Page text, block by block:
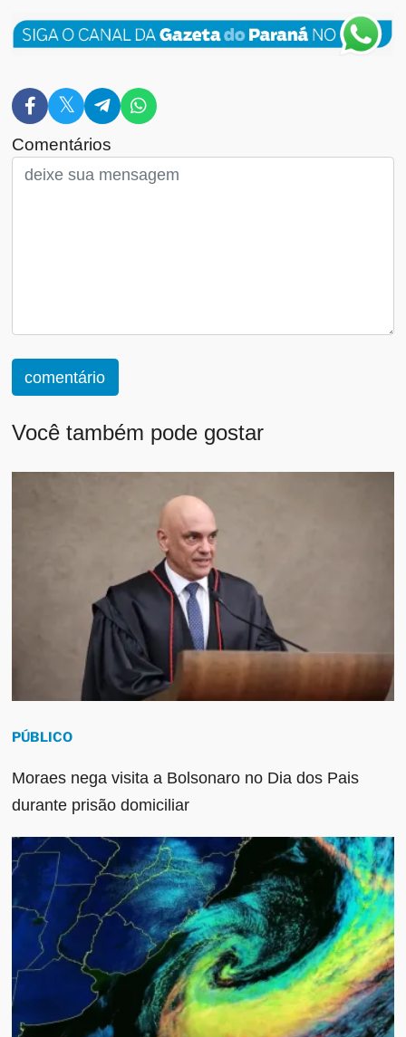
Comentários
comentário
Você também pode gostar
PÚBLICO
Moraes nega visita a Bolsonaro no Dia dos Pais
durante prisão domiciliar